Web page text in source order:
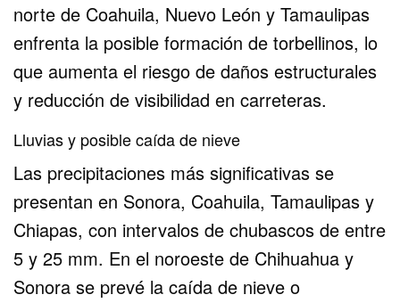
norte de Coahuila, Nuevo León y Tamaulipas
enfrenta la posible formación de torbellinos, lo
que aumenta el riesgo de daños estructurales
y reducción de visibilidad en carreteras.
Lluvias y posible caída de nieve
Las precipitaciones más significativas se
presentan en Sonora, Coahuila, Tamaulipas y
Chiapas, con intervalos de chubascos de entre
5 y 25 mm. En el noroeste de Chihuahua y
Sonora se prevé la caída de nieve o